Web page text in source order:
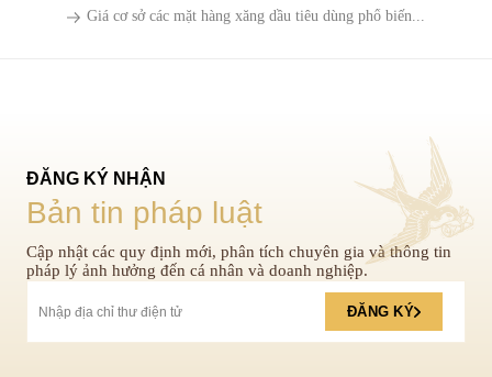
Giá cơ sở các mặt hàng xăng dầu tiêu dùng phổ biến...
ĐĂNG KÝ NHẬN
Bản tin pháp luật
Cập nhật các quy định mới, phân tích chuyên gia và thông tin
pháp lý ảnh hưởng đến cá nhân và doanh nghiệp.
ĐĂNG KÝ